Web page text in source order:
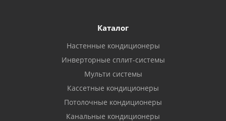
Каталог
Настенные кондиционеры
Инверторные сплит-системы
Мульти системы
Кассетные кондиционеры
Потолочные кондиционеры
Канальные кондиционеры